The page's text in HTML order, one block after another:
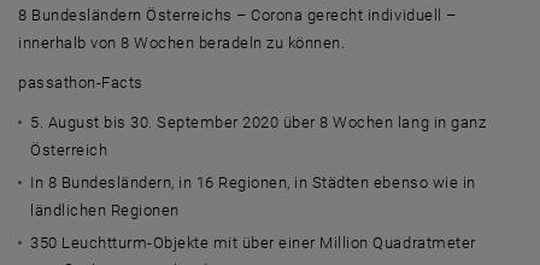
8 Bundesländern Österreichs – Corona gerecht individuell –
innerhalb von 8 Wochen beradeln zu können.
passathon-Facts
5. August bis 30. September 2020 über 8 Wochen lang in ganz
Österreich
In 8 Bundesländern, in 16 Regionen, in Städten ebenso wie in
ländlichen Regionen
350 Leuchtturm-Objekte mit über einer Million Quadratmeter